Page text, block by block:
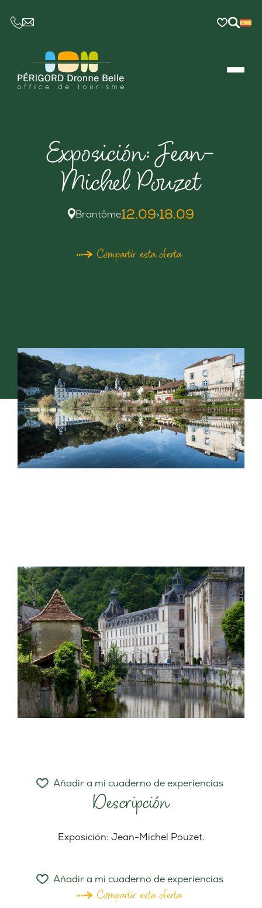
CE LIEN OUVRIRA VOTRE LOGICIEL DE
Exposición: Jean-
Michel Pouzet
Brantôme12.09>18.09
Compartir esta oferta
Descripción
Añadir a mi cuaderno de experiencias
Exposición: Jean-Michel Pouzet.
Añadir a mi cuaderno de experiencias
Compartir esta oferta